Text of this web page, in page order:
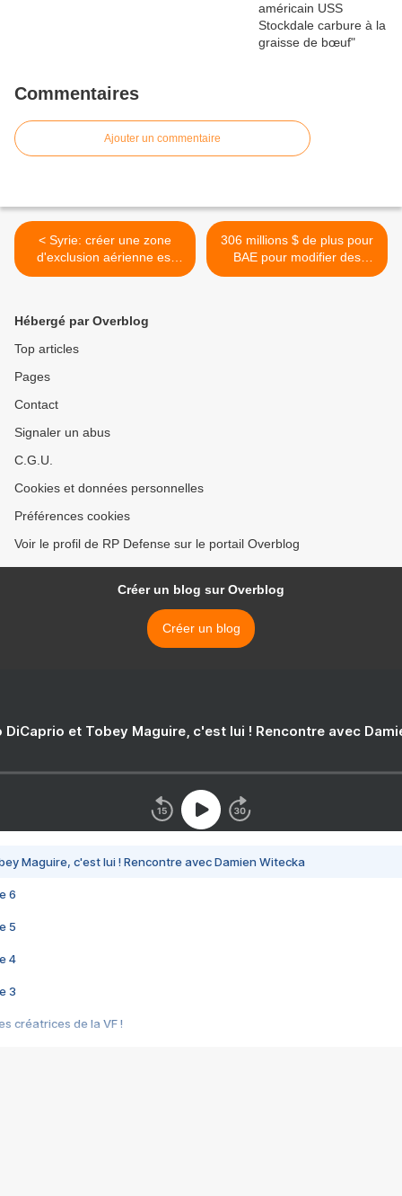
Commentaires
Ajouter un commentaire
< Syrie: créer une zone
d'exclusion aérienne est
inadmissible (Lavrov)
306 millions $ de plus pour
BAE pour modifier des
"Bradley" au profit de la
Hébergé par Overblog
Top articles
Pages
Contact
Signaler un abus
C.G.U.
Cookies et données personnelles
Préférences cookies
Voir le profil de RP Defense sur le portail Overblog
Créer un blog sur Overblog
Créer un blog
DiCaprio et Tobey Maguire, c'est lui ! Rencontre avec
Maguire, c'est lui ! Rencontre avec Damien Witecka
6
5
4
3
créatrices de la VF !